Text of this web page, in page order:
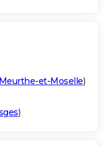
et-Moselle)
)